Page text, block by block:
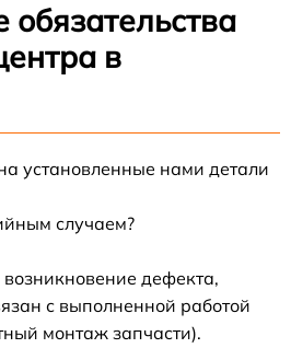
обязательства
в
установленные нами детали
случаем?
дефекта,
с выполненной работой
монтаж запчасти).